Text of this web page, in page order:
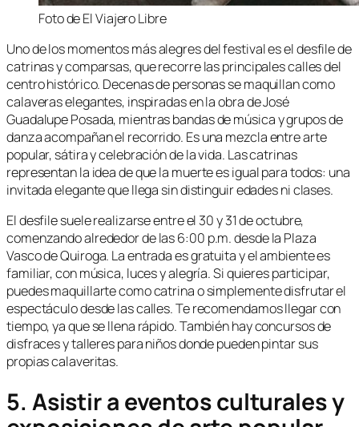
Foto de El Viajero Libre
Uno de los momentos más alegres del festival es el desfile de
catrinas y comparsas, que recorre las principales calles del
centro histórico. Decenas de personas se maquillan como
calaveras elegantes, inspiradas en la obra de José
Guadalupe Posada, mientras bandas de música y grupos de
danza acompañan el recorrido. Es una mezcla entre arte
popular, sátira y celebración de la vida. Las catrinas
representan la idea de que la muerte es igual para todos: una
invitada elegante que llega sin distinguir edades ni clases.
El desfile suele realizarse entre el 30 y 31 de octubre,
comenzando alrededor de las 6:00 p.m. desde la Plaza
Vasco de Quiroga. La entrada es gratuita y el ambiente es
familiar, con música, luces y alegría. Si quieres participar,
puedes maquillarte como catrina o simplemente disfrutar el
espectáculo desde las calles. Te recomendamos llegar con
tiempo, ya que se llena rápido. También hay concursos de
disfraces y talleres para niños donde pueden pintar sus
propias calaveritas.
5. Asistir a eventos culturales y